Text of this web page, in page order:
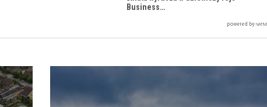
Business…